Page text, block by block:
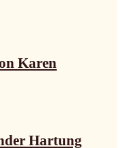
Karen
Hartung